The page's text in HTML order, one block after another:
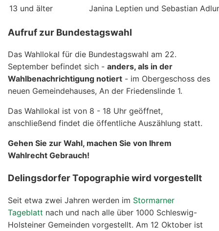
13 und älter
Janina Leptien und Sebastian
Aufruf zur Bundestagswahl
Das Wahllokal für die Bundestagswahl am 22.
September befindet sich - anders, als in der
Wahlbenachrichtigung notiert - im Obergeschoss des
neuen Gemeindehauses, An der Friedenslinde 1.
Das Wahllokal ist von 8 - 18 Uhr geöffnet,
anschließend findet die öffentliche Auszählung statt.
Gehen Sie zur Wahl, machen Sie von Ihrem
Wahlrecht Gebrauch!
Delingsdorfer Topographie wird vorgestellt
Seit etwa zwei Jahren werden im Stormarner
Tageblatt nach und nach alle über 1000 Schleswig-
Holsteiner Gemeinden vorgestellt. Am 12 Oktober ist